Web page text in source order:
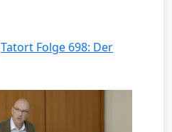
Tatort Folge 698: Der